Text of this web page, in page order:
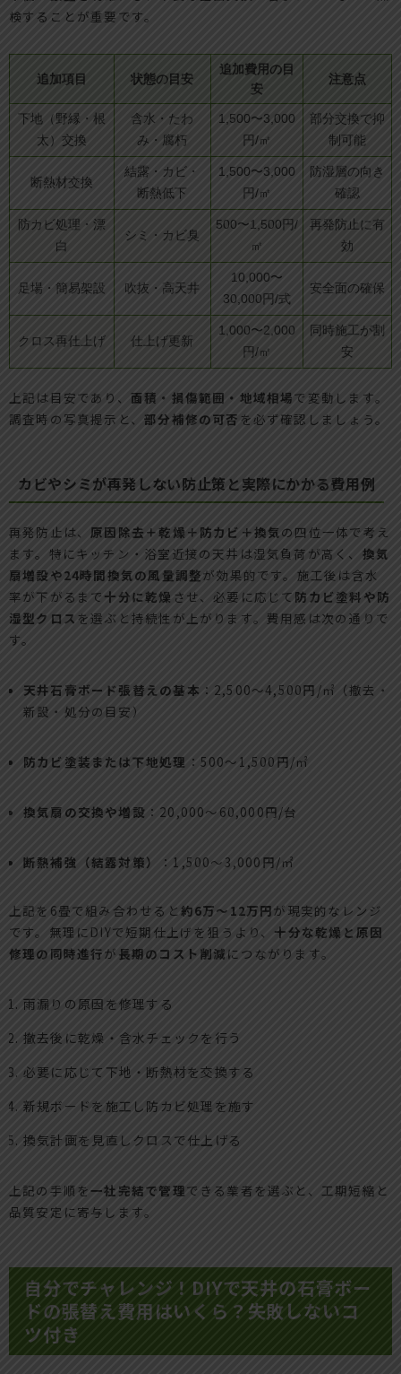
検することが重要です。
追加項目 状態の目安
追加費用の目
安
注意点
下地（野縁・根
太）交換
含水・たわ
み・腐朽
1,500〜3,000
円/㎡
部分交換で抑
制可能
断熱材交換
結露・カビ・
断熱低下
1,500〜3,000
円/㎡
防湿層の向き
確認
防カビ処理・漂
白
シミ・カビ臭
500〜1,500円/
㎡
再発防止に有
効
足場・簡易架設 吹抜・高天井
10,000〜
30,000円/式
安全面の確保
クロス再仕上げ 仕上げ更新
1,000〜2,000
円/㎡
同時施工が割
安
上記は目安であり、 面積・損傷範囲・地域相場で変動します。
調査時の写真提示と、部分補修の可否 を必ず確認しましょう。
カビやシミが再発しない防止策と実際にかかる費用例
再発防止は、 原因除去＋乾燥＋防カビ＋換気 の四位一体で考え
ます。特にキッチン・浴室近接の天井は湿気負荷が高く、 換気
扇増設や24時間換気の風量調整が効果的です。施工後は含水
率が下がるまで 十分に乾燥 させ、必要に応じて 防カビ塗料や防
湿型クロス を選ぶと持続性が上がります。費用感は次の通りで
す。
天井石膏ボード張替えの基本 ：2,500〜4,500円/㎡（撤去・
新設・処分の目安）
防カビ塗装または下地処理 ：500〜1,500円/㎡
換気扇の交換や増設 ：20,000〜60,000円/台
断熱補強（結露対策） ：1,500〜3,000円/㎡
上記を6畳で組み合わせると 約6万〜12万円が現実的なレンジ
です。無理にDIYで短期仕上げを狙うより、 十分な乾燥と原因
修理の同時進行が 長期のコスト削減 につながります。
雨漏りの原因を修理する
撤去後に乾燥・含水チェックを行う
必要に応じて下地・断熱材を交換する
新規ボードを施工し防カビ処理を施す
換気計画を見直しクロスで仕上げる
上記の手順を一社完結で管理できる業者を選ぶと、工期短縮と
品質安定に寄与します。
自分でチャレンジ！DIYで天井の石膏ボー
ドの張替え費用はいくら？失敗しないコ
ツ付き